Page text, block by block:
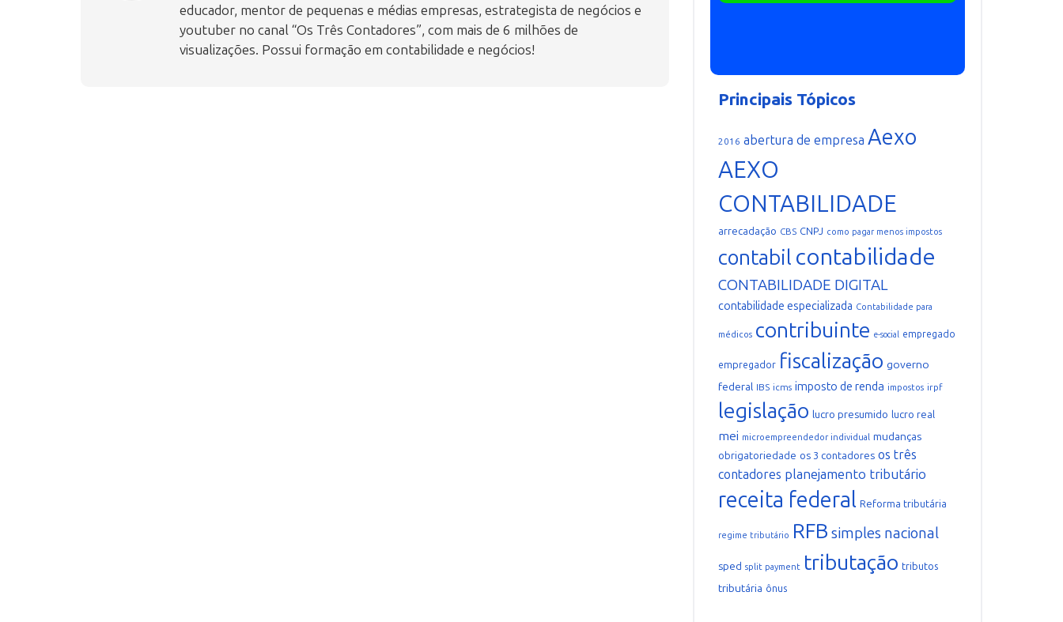
educador, mentor de pequenas e médias empresas, estrategista de negócios e
youtuber no canal “Os Três Contadores”, com mais de 6 milhões de
visualizações. Possui formação em contabilidade e negócios!
Principais Tópicos
2016 abertura de empresa Aexo
AEXO
CONTABILIDADE
arrecadação CBS CNPJ como pagar menos impostos
contabil contabilidade
CONTABILIDADE DIGITAL
contabilidade especializada Contabilidade para
médicos contribuinte e-social empregado
empregador fiscalização governo
federal IBS icms imposto de renda impostos irpf
legislação lucro presumido lucro real
mei microempreendedor individual mudanças
obrigatoriedade os 3 contadores os três
contadores planejamento tributário
receita federal Reforma tributária
regime tributário RFB simples nacional
sped split payment tributação tributos
tributária ônus